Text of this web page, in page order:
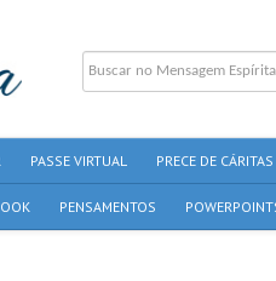
PASSE VIRTUAL PRECE DE CÁRITAS
PENSAMENTOS